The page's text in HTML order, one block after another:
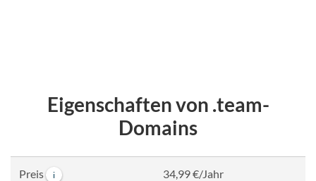
Eigenschaften von .team-
Domains
Preis i 34,99 €/Jahr